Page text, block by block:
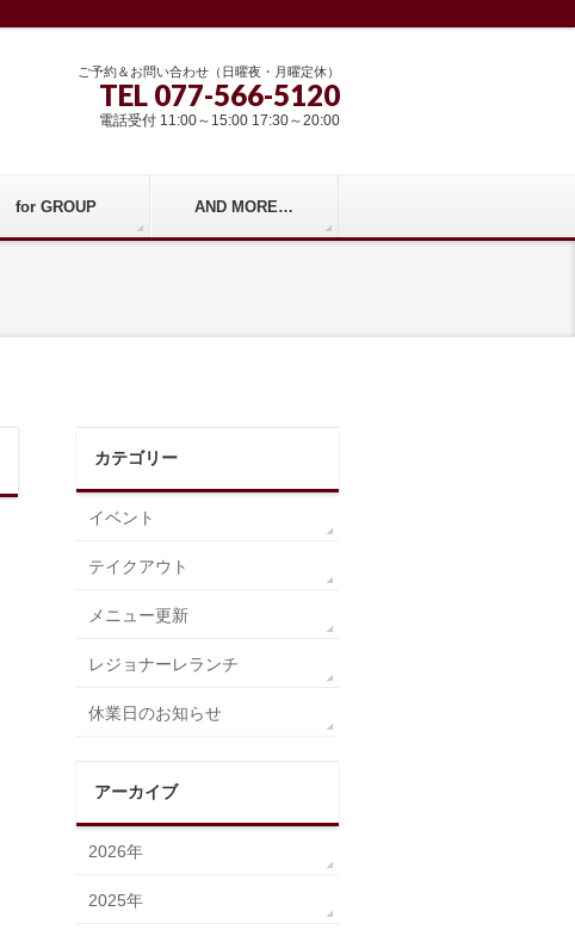
ご予約＆お問い合わせ（日曜夜・月曜定休）
TEL 077-566-5120
電話受付 11:00～15:00 17:30～20:00
for GROUP AND MORE…
カテゴリー
イベント
テイクアウト
メニュー更新
レジョナーレランチ
休業日のお知らせ
アーカイブ
2026年
2025年